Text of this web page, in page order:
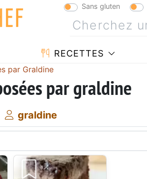
Sans gluten
RECETTES
par Graldine
par graldine
graldine